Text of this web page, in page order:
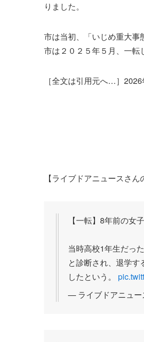
りました。
市は当初、「いじめ重大事
市は２０２５年５月、一転
［全文は引用元へ…］
【ライブドアニュースさん
【一転】8年前の女
当時高校1年生だっ
と診断され、退学
したという。
— ライブドアニュー